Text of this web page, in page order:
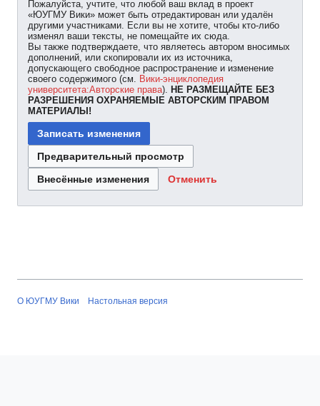
Пожалуйста, учтите, что любой ваш вклад в проект
«ЮУГМУ Вики» может быть отредактирован или удалён
другими участниками. Если вы не хотите, чтобы кто-либо
изменял ваши тексты, не помещайте их сюда.
Вы также подтверждаете, что являетесь автором вносимых
дополнений, или скопировали их из источника,
допускающего свободное распространение и изменение
своего содержимого (см. Вики-энциклопедия
университета:Авторские права). НЕ РАЗМЕЩАЙТЕ БЕЗ
РАЗРЕШЕНИЯ ОХРАНЯЕМЫЕ АВТОРСКИМ ПРАВОМ
МАТЕРИАЛЫ!
Отменить
О ЮУГМУ Вики Настольная версия